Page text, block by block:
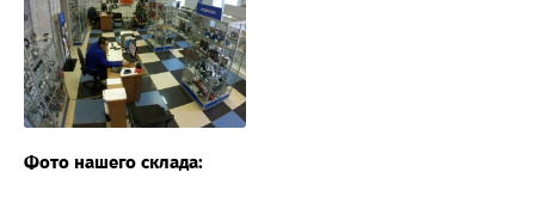
Фото нашего склада: